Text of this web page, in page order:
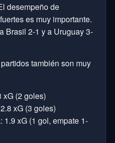
desempeño de
es muy importante.
Brasil 2-1 y a Uruguay 3-
también son muy
xG (2 goles)
xG (3 goles)
xG (1 gol, empate 1-